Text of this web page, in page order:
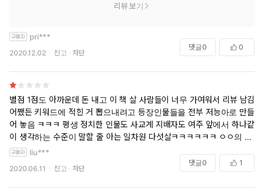
리뷰 보기
pri***
2020.12.02 신고 차단
댓글0 0
별점 1점도 아까운데 돈 내고 이 책 살 사람들이 너무 가여워서 리뷰 남김
어쨌든 키워드에 적힌 거 뽑으내려고 등장인물들을 전부 저능아로 만들
어 놓음 ㅋㅋㅋ 평생 정치한 인물도 사교계 지배자도 여주 앞에서 하나같
이 생각하는 수준이 말할 줄 아는 일차원 다섯살ㅋㅋㅋㅋㅋㅋ ㅇㅇ의 눈
이 ㅇㅇ로 불타올랐다 ㅇㅇ는 이후 ㅇㅇ가 ㅇㅇ될 줄 몰랐다 이 표현만 오
천만번 쯤 나오는데 이건 그래 뭐 흐린눈으로 넘기고 진짜 이성적으로 합
리적으로 상식적으로 최소 십대 후반의 황족을 대행할 수 있는 자리를 차
지하려는 귀족 여성이 으아아아앙 단비꼬야 단비만 부쨩해 이러는 건 진
liu***
2020.06.11 신고 차단
댓글0 1